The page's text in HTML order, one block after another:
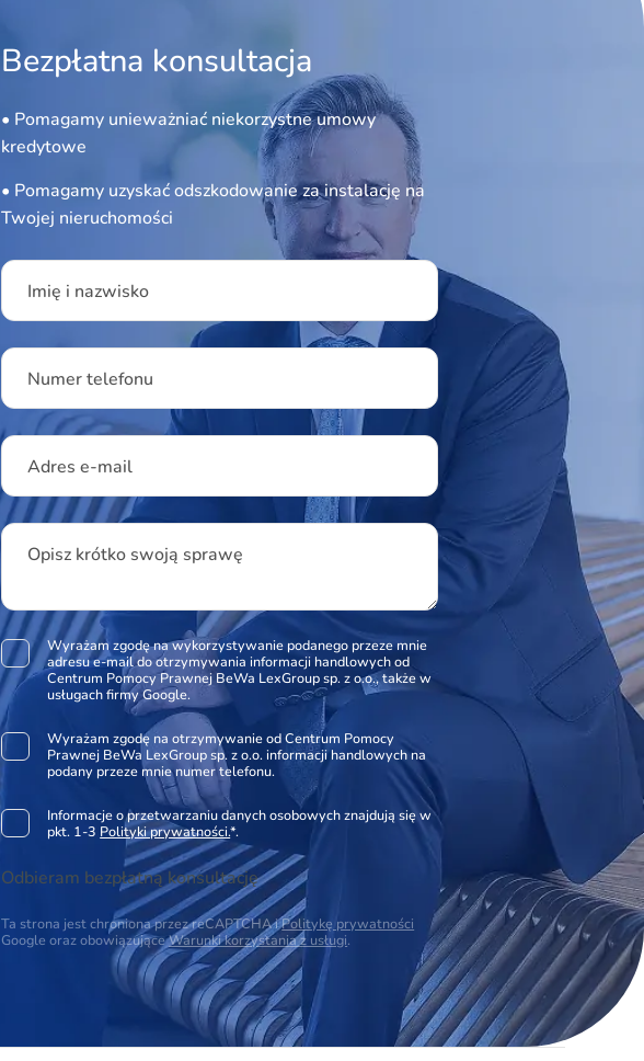
Bezpłatna konsultacja
• Pomagamy unieważniać niekorzystne umowy
kredytowe
• Pomagamy uzyskać odszkodowanie za instalację na
Twojej nieruchomości
Please leave this field empty.
Imię i nazwisko
Numer telefonu
Adres e-mail
Opisz krótko swoją sprawę
Wyrażam zgodę na wykorzystywanie podanego przeze mnie
adresu e-mail do otrzymywania informacji handlowych od
Centrum Pomocy Prawnej BeWa LexGroup sp. z o.o., także w
usługach firmy Google.
Wyrażam zgodę na otrzymywanie od Centrum Pomocy
Prawnej BeWa LexGroup sp. z o.o. informacji handlowych na
podany przeze mnie numer telefonu.
Informacje o przetwarzaniu danych osobowych znajdują się w
pkt. 1-3 Polityki prywatności.*.
Odbieram bezpłatną konsultację
Ta strona jest chroniona przez reCAPTCHA iPolitykę prywatności
Google oraz obowiązująceWarunki korzystania z usługi.